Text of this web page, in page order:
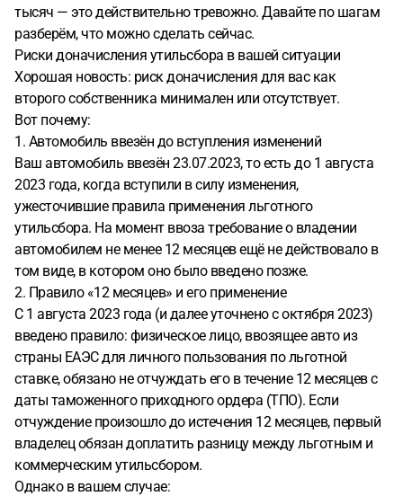
тысяч — это действительно тревожно. Давайте по шагам
разберём, что можно сделать сейчас.
Риски доначисления утильсбора в вашей ситуации
Хорошая новость: риск доначисления для вас как
второго собственника минимален или отсутствует.
Вот почему:
1. Автомобиль ввезён до вступления изменений
Ваш автомобиль ввезён 23.07.2023, то есть до 1 августа
2023 года, когда вступили в силу изменения,
ужесточившие правила применения льготного
утильсбора. На момент ввоза требование о владении
автомобилем не менее 12 месяцев ещё не действовало в
том виде, в котором оно было введено позже.
2. Правило «12 месяцев» и его применение
С 1 августа 2023 года (и далее уточнено с октября 2023)
введено правило: физическое лицо, ввозящее авто из
страны ЕАЭС для личного пользования по льготной
ставке, обязано не отчуждать его в течение 12 месяцев с
даты таможенного приходного ордера (ТПО). Если
отчуждение произошло до истечения 12 месяцев, первый
владелец обязан доплатить разницу между льготным и
коммерческим утильсбором.
Однако в вашем случае: